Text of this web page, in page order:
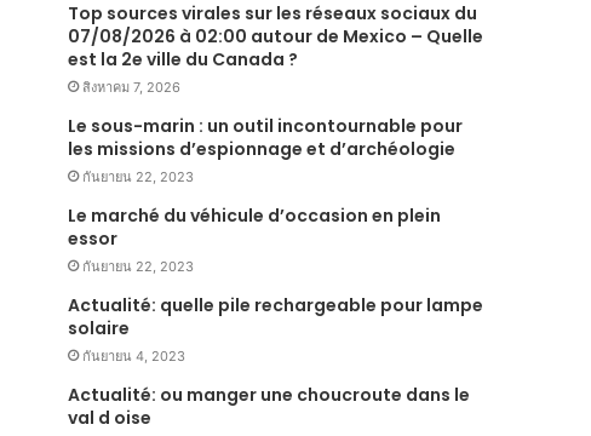
Top sources virales sur les réseaux sociaux du
07/08/2026 à 02:00 autour de Mexico – Quelle
est la 2e ville du Canada ?
สิงหาคม 7, 2026
Le sous-marin : un outil incontournable pour
les missions d’espionnage et d’archéologie
กันยายน 22, 2023
Le marché du véhicule d’occasion en plein
essor
กันยายน 22, 2023
Actualité: quelle pile rechargeable pour lampe
solaire
กันยายน 4, 2023
Actualité: ou manger une choucroute dans le
val d oise